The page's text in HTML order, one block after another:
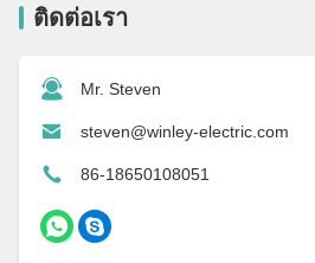
ติดต่อเรา
Mr. Steven
steven@winley-electric.com
86-18650108051